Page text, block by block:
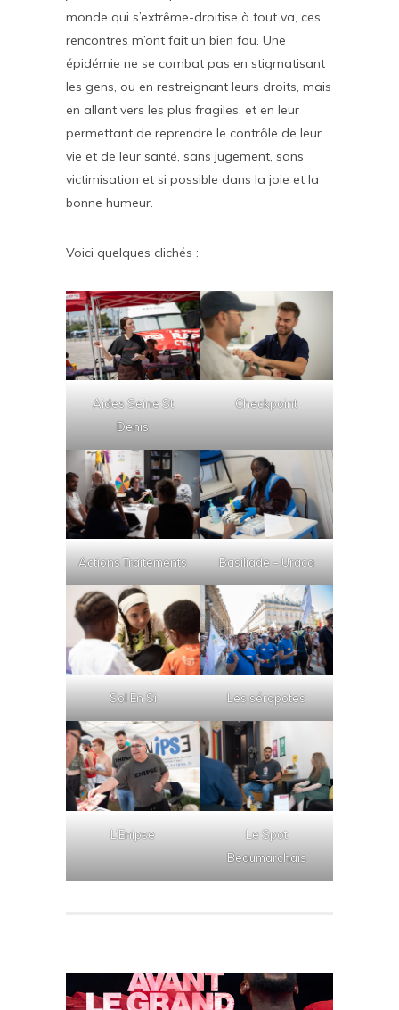
monde qui s’extrême-droitise à tout va, ces
rencontres m’ont fait un bien fou. Une
épidémie ne se combat pas en stigmatisant
les gens, ou en restreignant leurs droits, mais
en allant vers les plus fragiles, et en leur
permettant de reprendre le contrôle de leur
vie et de leur santé, sans jugement, sans
victimisation et si possible dans la joie et la
bonne humeur.
Voici quelques clichés :
Aides Seine St
Denis
Checkpoint
Actions Traitements Basiliade – Uraca
Sol En Si Les séropotes
L’Enipse
Le Spot
Beaumarchais